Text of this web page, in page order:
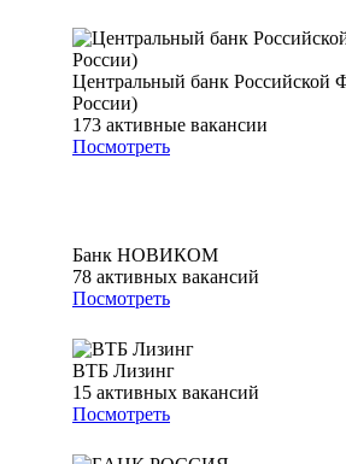
Центральный банк Российской
России)
173 активные вакансии
Посмотреть
Банк НОВИКОМ
78 активных вакансий
Посмотреть
ВТБ Лизинг
15 активных вакансий
Посмотреть